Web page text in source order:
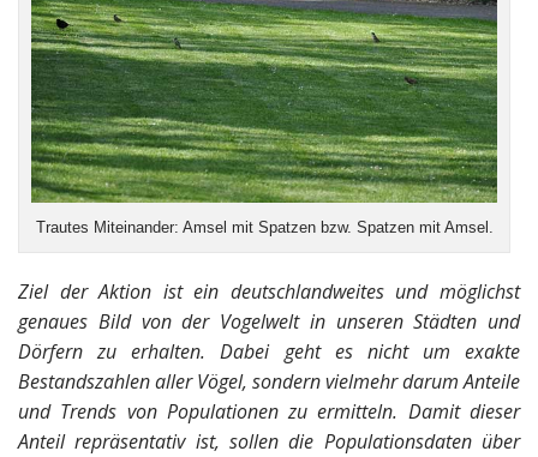
Trautes Miteinander: Amsel mit Spatzen bzw. Spatzen mit Amsel.
Ziel der Aktion ist ein deutschlandweites und möglichst
genaues Bild von der Vogelwelt in unseren Städten und
Dörfern zu erhalten. Dabei geht es nicht um exakte
Bestandszahlen aller Vögel, sondern vielmehr darum Anteile
und Trends von Populationen zu ermitteln. Damit dieser
Anteil repräsentativ ist, sollen die Populationsdaten über